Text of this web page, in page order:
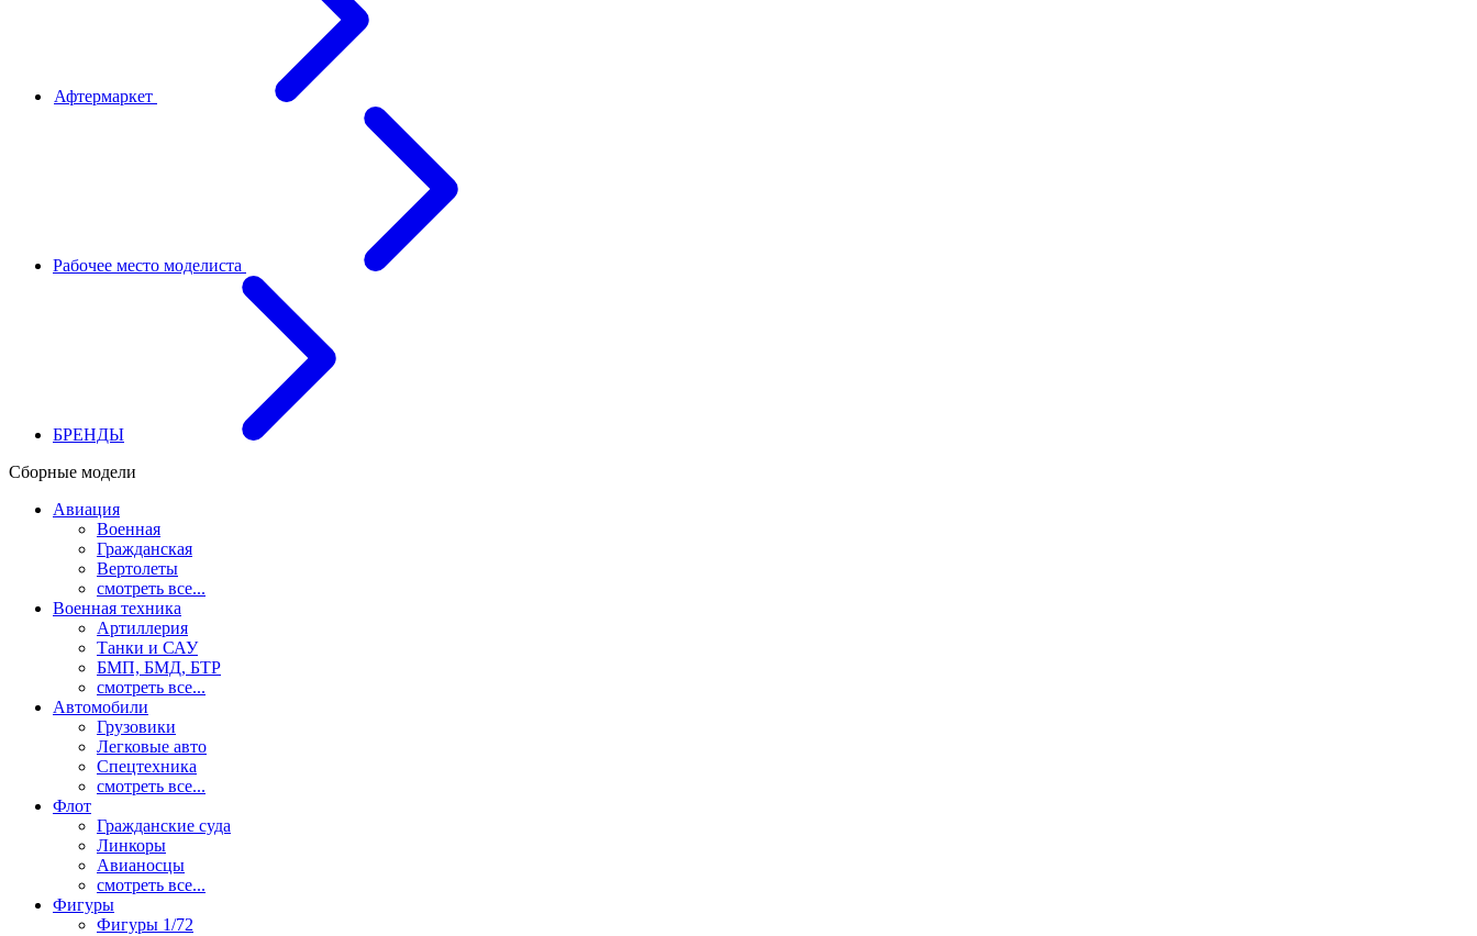
Афтермаркет
Рабочее место моделиста
БРЕНДЫ
Сборные модели
Авиация
Военная
Гражданская
Вертолеты
смотреть все...
Военная техника
Артиллерия
Танки и САУ
БМП, БМД, БТР
смотреть все...
Автомобили
Грузовики
Легковые авто
Спецтехника
смотреть все...
Флот
Гражданские суда
Линкоры
Авианосцы
смотреть все...
Фигуры
Фигуры 1/72